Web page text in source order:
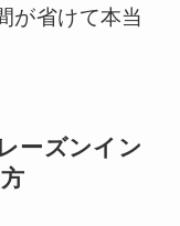
が省けて本当
ーズンイン